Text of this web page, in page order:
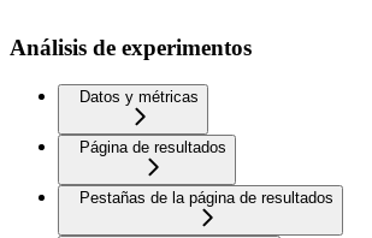
Análisis de experimentos
Datos y métricas
Página de resultados
Pestañas de la página de resultados